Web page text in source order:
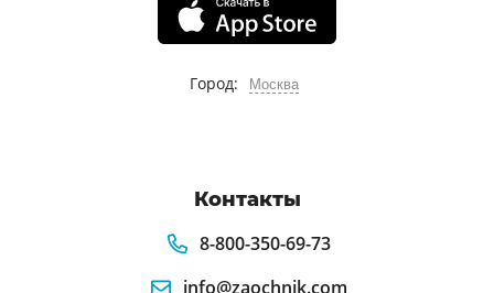
Город: Москва
Контакты
8-800-350-69-73
info@zaochnik.com